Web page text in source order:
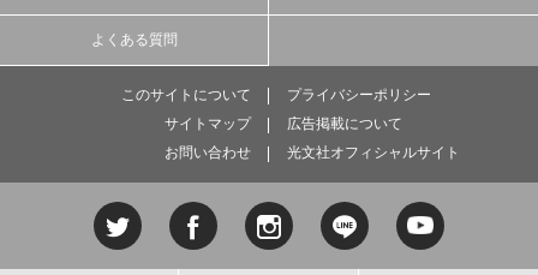
よくある質問
このサイトについて
プライバシーポリシー
サイトマップ
広告掲載について
お問い合わせ
光文社オフィシャルサイト